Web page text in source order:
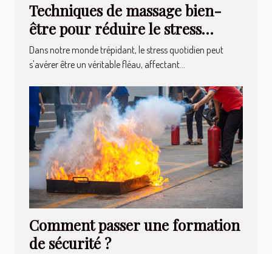
Techniques de massage bien-
être pour réduire le stress
quotidien
Dans notre monde trépidant, le stress quotidien peut
s'avérer être un véritable fléau, affectant...
Comment passer une formation
de sécurité ?